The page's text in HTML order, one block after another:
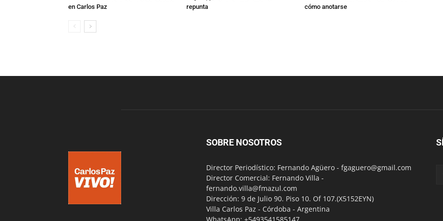
en Carlos Paz
repunta
cómo anotarse
SOBRE NOSOTROS
Director Periodístico: Fernando Agüero - fgaguero@gmail.com
Director Comercial: Fernando Villa -
fernando.villa@fmazul.com
Dirección: 9 de Julio 90. Piso 10. Of 107.(X5152EYN)
Villa Carlos Paz - Córdoba - Argentina